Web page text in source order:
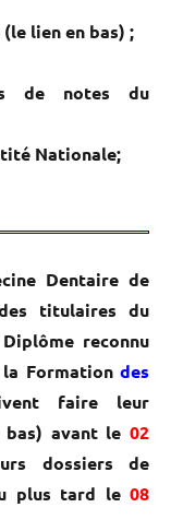
lien en bas) ;
de notes du
Nationale;
Dentaire de
titulaires du
reconnu
Formation des
faire leur
avant le 02
dossiers de
plus tard le 08